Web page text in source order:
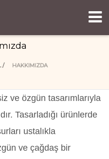
HAKKIMIZDA
ve özgün tasarımlarıyla
Tasarladığı ürünlerde
ustalıkla
ve çağdaş bir